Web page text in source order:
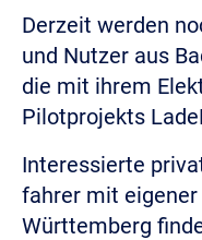
Derzeit werden
und Nutzer aus
die mit ihrem
Pilotprojekts
Interessierte
fahrer mit eigener
Württemberg